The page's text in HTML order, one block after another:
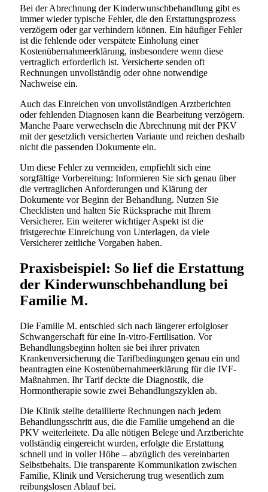
Bei der Abrechnung der Kinderwunschbehandlung gibt es
immer wieder typische Fehler, die den Erstattungsprozess
verzögern oder gar verhindern können. Ein häufiger Fehler
ist die fehlende oder verspätete Einholung einer
Kostenübernahmeerklärung, insbesondere wenn diese
vertraglich erforderlich ist. Versicherte senden oft
Rechnungen unvollständig oder ohne notwendige
Nachweise ein.
Auch das Einreichen von unvollständigen Arztberichten
oder fehlenden Diagnosen kann die Bearbeitung verzögern.
Manche Paare verwechseln die Abrechnung mit der PKV
mit der gesetzlich versicherten Variante und reichen deshalb
nicht die passenden Dokumente ein.
Um diese Fehler zu vermeiden, empfiehlt sich eine
sorgfältige Vorbereitung: Informieren Sie sich genau über
die vertraglichen Anforderungen und Klärung der
Dokumente vor Beginn der Behandlung. Nutzen Sie
Checklisten und halten Sie Rücksprache mit Ihrem
Versicherer. Ein weiterer wichtiger Aspekt ist die
fristgerechte Einreichung von Unterlagen, da viele
Versicherer zeitliche Vorgaben haben.
Praxisbeispiel: So lief die Erstattung
der Kinderwunschbehandlung bei
Familie M.
Die Familie M. entschied sich nach längerer erfolgloser
Schwangerschaft für eine In-vitro-Fertilisation. Vor
Behandlungsbeginn holten sie bei ihrer privaten
Krankenversicherung die Tarifbedingungen genau ein und
beantragten eine Kostenübernahmeerklärung für die IVF-
Maßnahmen. Ihr Tarif deckte die Diagnostik, die
Hormontherapie sowie zwei Behandlungszyklen ab.
Die Klinik stellte detaillierte Rechnungen nach jedem
Behandlungsschritt aus, die die Familie umgehend an die
PKV weiterleitete. Da alle nötigen Belege und Arztberichte
vollständig eingereicht wurden, erfolgte die Erstattung
schnell und in voller Höhe – abzüglich des vereinbarten
Selbstbehalts. Die transparente Kommunikation zwischen
Familie, Klinik und Versicherung trug wesentlich zum
reibungslosen Ablauf bei.